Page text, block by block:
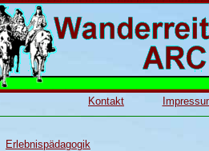
Kontakt
Erlebnispädagogik